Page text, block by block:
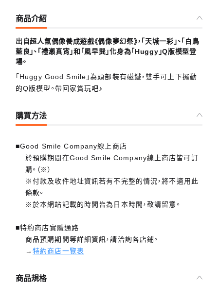
商品介紹
出自超人氣偶像養成遊戲《偶像夢幻祭》，「天城一彩」、「白鳥
藍良」、「禮瀨真宵」和「風早巽」化身為「Huggy」Q版模型登
場。
「Huggy Good Smile」為頭部裝有磁鐵，雙手可上下擺動
的Q版模型。帶回家賞玩吧♪
購買方法
■Good Smile Company線上商店
於預購期間在Good Smile Company線上商店皆可訂
購。（※）
※付款及收件地址資訊若有不完整的情況，將不適用此
條款。
※於本網站記載的時間皆為日本時間，敬請留意。
■特約商店實體通路
商品預購期間等詳細資訊，請洽詢各店鋪。
→特約商店一覽表
商品規格